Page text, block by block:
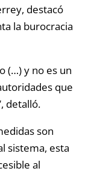
destacó
la burocracia
(…) y no es un
que
detalló.
son
sistema, esta
al